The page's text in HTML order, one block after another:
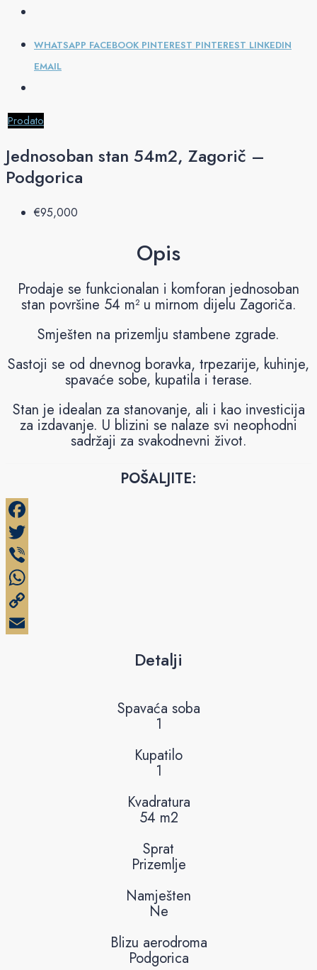
WHATSAPP FACEBOOK PINTEREST PINTEREST LINKEDIN
EMAIL
Prodato
Jednosoban stan 54m2, Zagorič –
Podgorica
€‎95,000
Opis
Prodaje se funkcionalan i komforan jednosoban
stan površine 54 m² u mirnom dijelu Zagoriča.
Smješten na prizemlju stambene zgrade.
Sastoji se od dnevnog boravka, trpezarije, kuhinje,
spavaće sobe, kupatila i terase.
Stan je idealan za stanovanje, ali i kao investicija
za izdavanje. U blizini se nalaze svi neophodni
sadržaji za svakodnevni život.
POŠALJITE:
Detalji
Spavaća soba
1
Kupatilo
1
Kvadratura
54 m2
Sprat
Prizemlje
Namješten
Ne
Blizu aerodroma
Podgorica